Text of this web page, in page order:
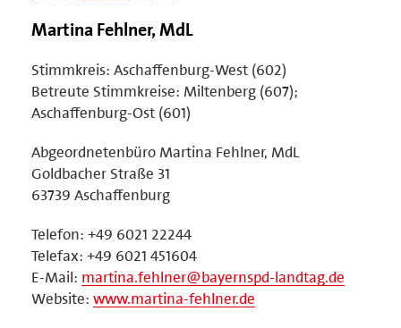
Martina Fehlner, MdL
Stimmkreis: Aschaffenburg-West (602)
Betreute Stimmkreise: Miltenberg (607);
Aschaffenburg-Ost (601)
Abgeordnetenbüro Martina Fehlner, MdL
Goldbacher Straße 31
63739 Aschaffenburg
Telefon: +49 6021 22244
Telefax: +49 6021 451604
E-Mail: martina.fehlner@bayernspd-landtag.de
Website: www.martina-fehlner.de